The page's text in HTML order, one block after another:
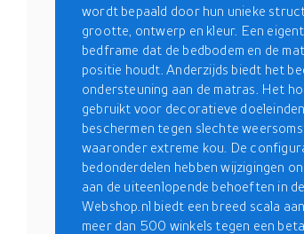
wordt bepaald door hun unieke
grootte, ontwerp en kleur. Een
bedframe dat de bedbodem en de
positie houdt. Anderzijds biedt het
ondersteuning aan de matras. Het
gebruikt voor decoratieve
beschermen tegen slechte
waaronder extreme kou. De
bedonderdelen hebben wijzigingen
aan de uiteenlopende behoeften in
Webshop.nl biedt een breed scala
meer dan 500 winkels tegen een